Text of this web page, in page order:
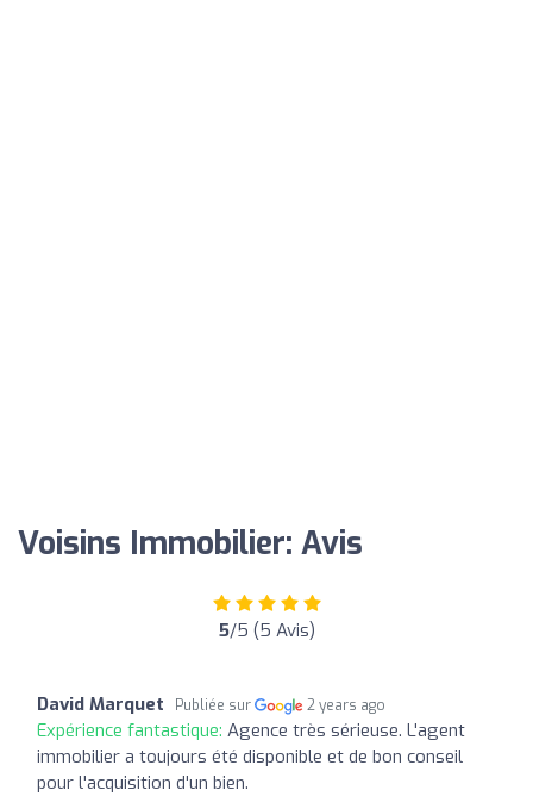
Voisins Immobilier: Avis
5/5 (5 Avis)
David Marquet Publiée sur 2 years ago
Expérience fantastique: Agence très sérieuse. L'agent
immobilier a toujours été disponible et de bon conseil
pour l'acquisition d'un bien.